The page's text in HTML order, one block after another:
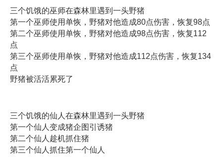
三个饥饿的巫师在森林里遇到一头野猪
第一个巫师使用单恢，野猪对他造成80点伤害，恢复98点
第二个巫师使用单恢，野猪对他造成98点伤害，恢复112
点
第三个巫师使用单恢，野猪对他造成112点伤害，恢复134
点
野猪被活活累死了
三个饥饿的仙人在森林里遇到一头野猪
第一个仙人变成猪企图引诱猪
第二个仙人趁机抓住猪
第三个仙人抓住第一个仙人